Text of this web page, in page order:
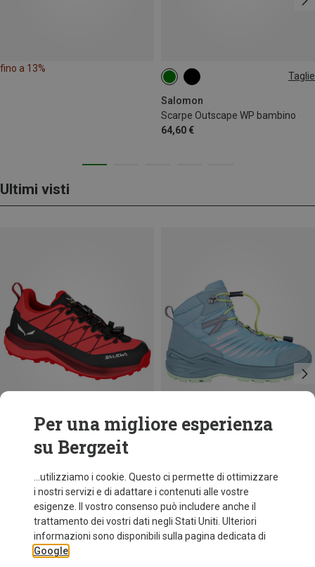
fino a 13%
Taglie
Salomon
Scarpe Outscape WP bambino
64,60 €
32 38
Ultimi visti
Risparmi 29%
Per una migliore esperienza
su Bergzeit
...utilizziamo i cookie. Questo ci permette di ottimizzare
i nostri servizi e di adattare i contenuti alle vostre
esigenze. Il vostro consenso può includere anche il
trattamento dei vostri dati negli Stati Uniti. Ulteriori
informazioni sono disponibili sulla pagina dedicata di
Google